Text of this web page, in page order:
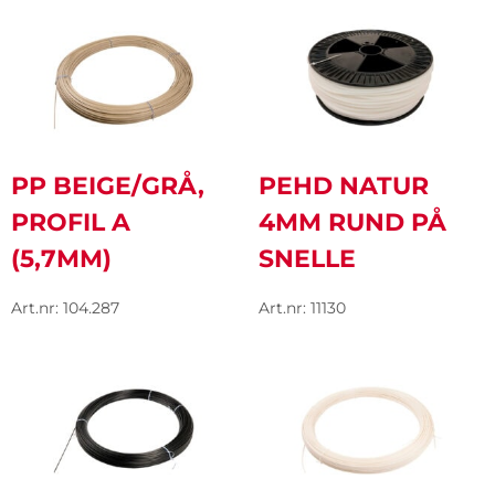
PP BEIGE/GRÅ,
PROFIL A
(5,7MM)
Art.nr: 104.287
PEHD NATUR
4MM RUND PÅ
SNELLE
Art.nr: 11130